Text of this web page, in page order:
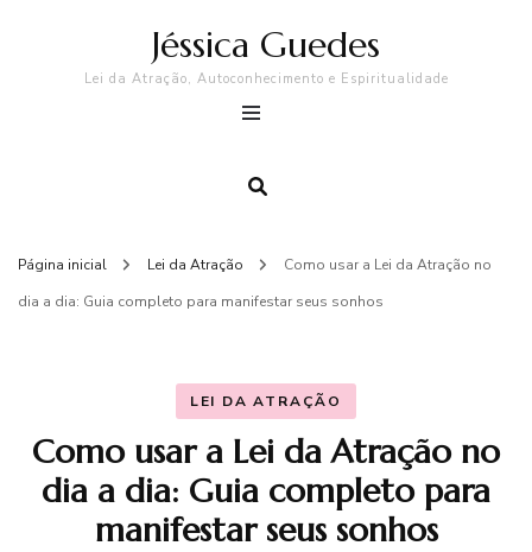
Jéssica Guedes
Lei da Atração, Autoconhecimento e Espiritualidade
Página inicial Lei da Atração
Como usar a Lei da Atração no
dia a dia: Guia completo para manifestar seus sonhos
LEI DA ATRAÇÃO
Como usar a Lei da Atração no
dia a dia: Guia completo para
manifestar seus sonhos